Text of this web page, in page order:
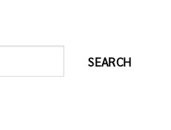
SEARCH